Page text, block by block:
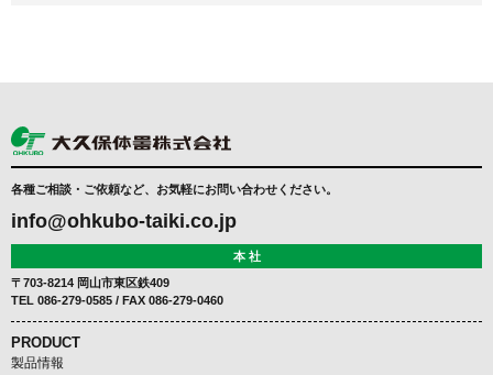
各種ご相談・ご依頼など、お気軽にお問い合わせください。
info@ohkubo-taiki.co.jp
本 社
〒703-8214 岡山市東区鉄409
TEL 086-279-0585 / FAX 086-279-0460
PRODUCT
製品情報